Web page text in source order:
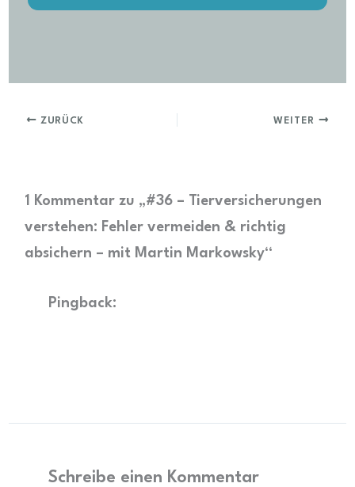
ZURÜCK WEITER
1 Kommentar zu „#36 – Tierversicherungen
verstehen: Fehler vermeiden & richtig
absichern – mit Martin Markowsky“
Pingback:
Schreibe einen Kommentar